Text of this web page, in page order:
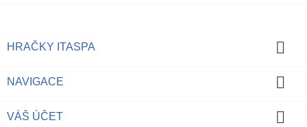
HRAČKY ITASPA 
NAVIGACE 
VÁŠ ÚČET 